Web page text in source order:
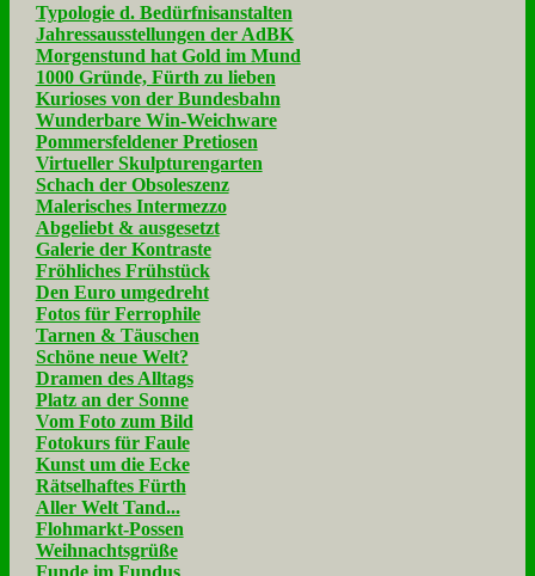
Typologie d. Bedürfnisanstalten
Jahressausstellungen der AdBK
Morgenstund hat Gold im Mund
1000 Gründe, Fürth zu lieben
Kurioses von der Bundesbahn
Wunderbare Win-Weichware
Pommersfeldener Pretiosen
Virtueller Skulpturengarten
Schach der Obsoleszenz
Malerisches Intermezzo
Abgeliebt & ausgesetzt
Galerie der Kontraste
Fröhliches Frühstück
Den Euro umgedreht
Fotos für Ferrophile
Tarnen & Täuschen
Schöne neue Welt?
Dramen des Alltags
Platz an der Sonne
Vom Foto zum Bild
Fotokurs für Faule
Kunst um die Ecke
Rätselhaftes Fürth
Aller Welt Tand...
Flohmarkt-Possen
Weihnachtsgrüße
Funde im Fundus